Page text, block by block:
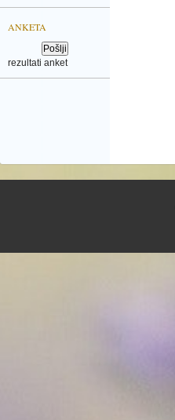
ANKETA
rezultati anket